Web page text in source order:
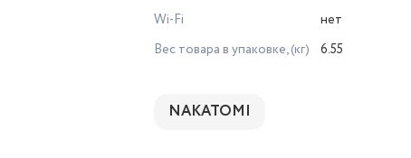
Wi-Fi
нет
Вес товара в упаковке, (кг)
6.55
NAKATOMI